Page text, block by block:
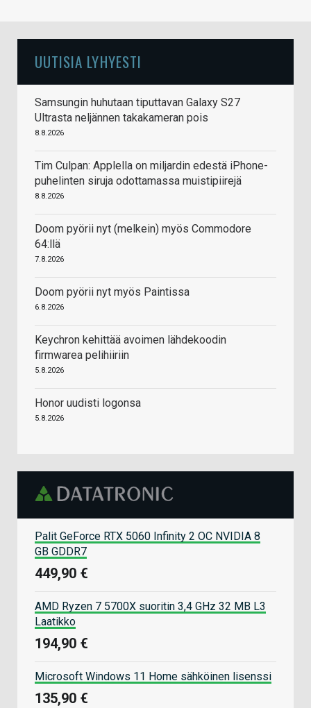
UUTISIA LYHYESTI
Samsungin huhutaan tiputtavan Galaxy S27
Ultrasta neljännen takakameran pois
8.8.2026
Tim Culpan: Applella on miljardin edestä iPhone-
puhelinten siruja odottamassa muistipiirejä
8.8.2026
Doom pyörii nyt (melkein) myös Commodore
64:llä
7.8.2026
Doom pyörii nyt myös Paintissa
6.8.2026
Keychron kehittää avoimen lähdekoodin
firmwarea pelihiiriin
5.8.2026
Honor uudisti logonsa
5.8.2026
Palit GeForce RTX 5060 Infinity 2 OC NVIDIA 8
GB GDDR7
449,90 €
AMD Ryzen 7 5700X suoritin 3,4 GHz 32 MB L3
Laatikko
194,90 €
Microsoft Windows 11 Home sähköinen lisenssi
135,90 €